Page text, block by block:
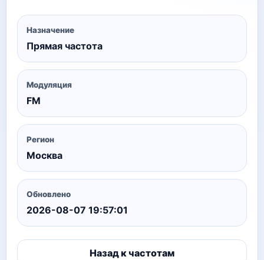
Назначение
Прямая частота
Модуляция
FM
Регион
Москва
Обновлено
2026-08-07 19:57:01
Назад к частотам